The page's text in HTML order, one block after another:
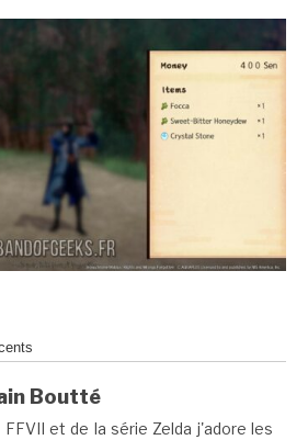
Boutté
FFVII et de la série Zelda j'adore les